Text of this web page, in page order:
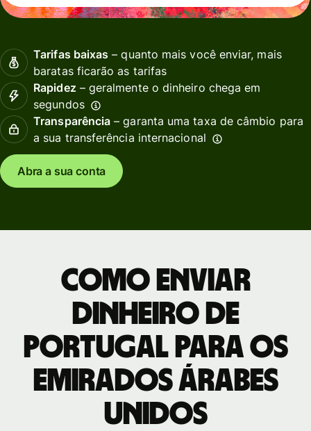
Tarifas baixas – quanto mais você enviar, mais
baratas ficarão as tarifas
Rapidez – geralmente o dinheiro chega em
segundos
Transparência – garanta uma taxa de câmbio para
a sua transferência internacional
Abra a sua conta
Como enviar
dinheiro de
Portugal para os
Emirados Árabes
Unidos